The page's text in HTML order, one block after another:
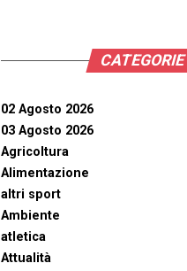
CATEGORIE
02 Agosto 2026
03 Agosto 2026
Agricoltura
Alimentazione
altri sport
Ambiente
atletica
Attualità